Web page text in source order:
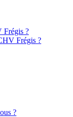
Frégis ?
Frégis ?
?